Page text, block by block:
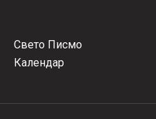
Свето Писмо
Календар